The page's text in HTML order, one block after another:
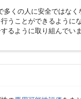
くの人に安全ではな
うことができるよう
るように取り組んでい